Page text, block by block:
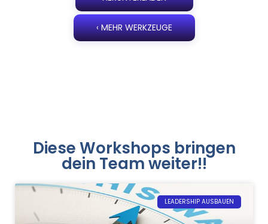
‹ MEHR WERKZEUGE
Diese Workshops bringen
dein Team weiter!!
LEADERSHIP AUSBAUEN